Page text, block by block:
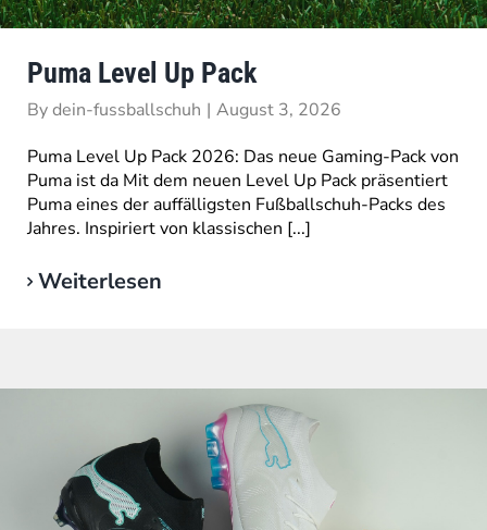
Puma Level Up Pack
Bydein-fussballschuh | August 3, 2026
Puma Level Up Pack 2026: Das neue Gaming-Pack von
Puma ist da Mit dem neuen Level Up Pack präsentiert
Puma eines der auffälligsten Fußballschuh-Packs des
Jahres. Inspiriert von klassischen [...]
Weiterlesen